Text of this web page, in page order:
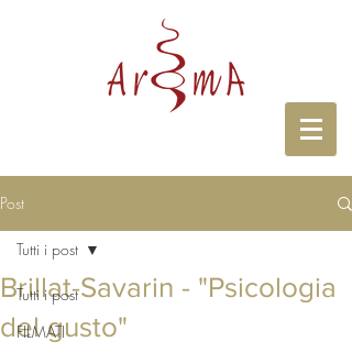
Post
Tutti i post
FILMATI
Tutti i post
Brillat-Savarin - "Psicologia
del gusto"